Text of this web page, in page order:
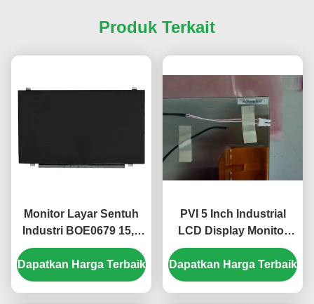
Produk Terkait
Monitor Layar Sentuh
Industri BOE0679 15,6
Inci 1920x1080 Piksel
Kecerahan 500cd/m2
EV156FHM-N10
Dapatkan Harga Terbaik
PVI 5 Inch Industrial
LCD Display Monitor
dengan 480*480 Pixel
dan 450cd/m2
Kecerahan PD050OX1
Dapatkan Harga Terbaik